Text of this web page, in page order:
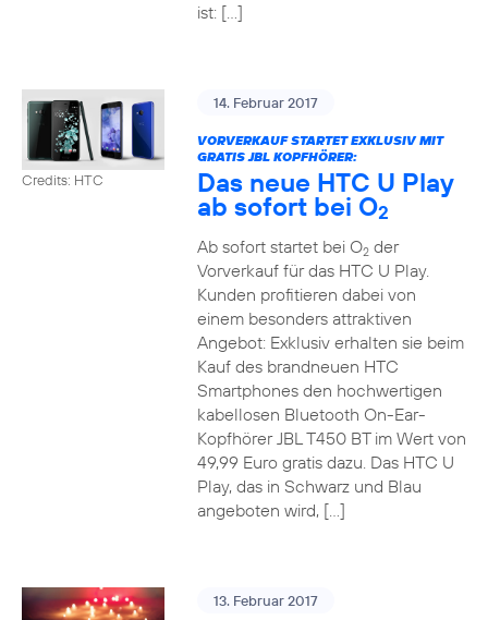
ist: […]
Credits: HTC
14. Februar 2017
VORVERKAUF STARTET EXKLUSIV MIT
GRATIS JBL KOPFHÖRER:
Das neue HTC U Play
ab sofort bei O2
Ab sofort startet bei O2der
Vorverkauf für das HTC U Play.
Kunden profitieren dabei von
einem besonders attraktiven
Angebot: Exklusiv erhalten sie beim
Kauf des brandneuen HTC
Smartphones den hochwertigen
kabellosen Bluetooth On-Ear-
Kopfhörer JBL T450 BT im Wert von
49,99 Euro gratis dazu. Das HTC U
Play, das in Schwarz und Blau
angeboten wird, […]
13. Februar 2017